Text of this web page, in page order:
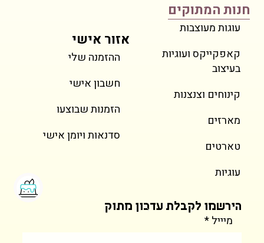
חנות המתוקים
עוגות מעוצבות
קאפקייקס ועוגיות
בעיצוב
קינוחים וצנצנות
מארזים
טארטים
עוגיות
אזור אישי
ההזמנה שלי
חשבון אישי
הזמנות שבוצעו
סדנאות ויומן אישי
הירשמו לקבלת עדכון מתוק
מיייל